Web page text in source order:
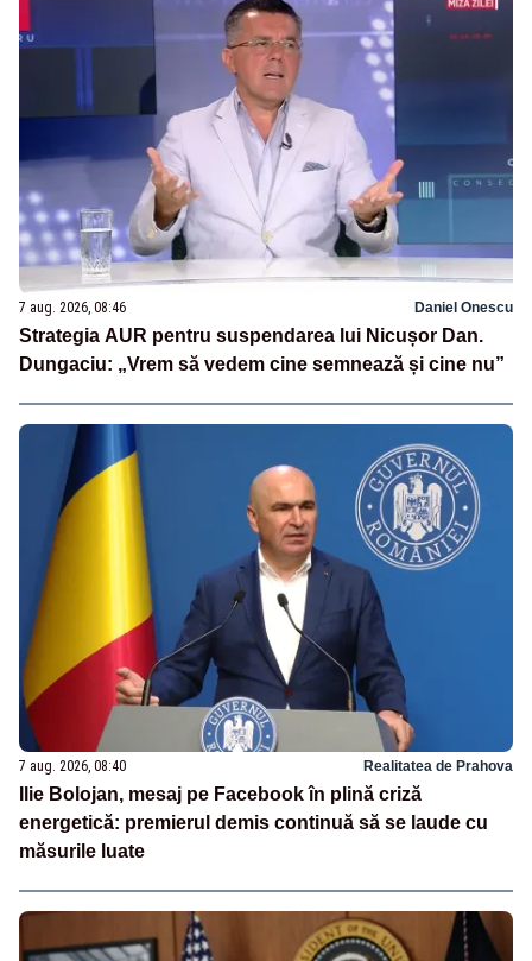
7 aug. 2026, 08:46 Daniel Onescu
Strategia AUR pentru suspendarea lui Nicușor Dan.
Dungaciu: „Vrem să vedem cine semnează și cine nu”
7 aug. 2026, 08:40 Realitatea de Prahova
Ilie Bolojan, mesaj pe Facebook în plină criză
energetică: premierul demis continuă să se laude cu
măsurile luate